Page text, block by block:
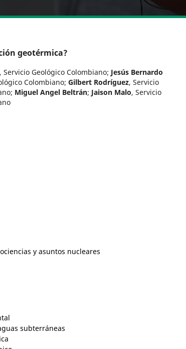
geotérmica?
, Servicio Geológico Colombiano; Jesús Bernardo
Colombiano; Gilbert Rodríguez, Servicio
; Miguel Angel Beltrán; Jaison Malo, Servicio
y asuntos nucleares
subterráneas